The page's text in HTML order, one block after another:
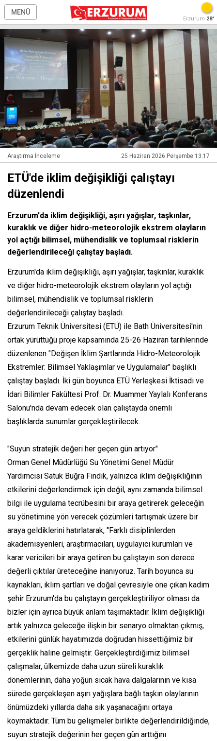
MENÜ
Erzurum 28°
Araştırma İnceleme 25 Haziran 2026 Perşembe 13:17
ETÜ'de iklim değişikliği çalıştayı
düzenlendi
Erzurum'da iklim değişikliği, aşırı yağışlar, taşkınlar,
kuraklık ve diğer hidro-meteorolojik ekstrem olayların
yol açtığı bilimsel, mühendislik ve toplumsal risklerin
değerlendirileceği çalıştay başladı.
Erzurum'da iklim değişikliği, aşırı yağışlar, taşkınlar, kuraklık
ve diğer hidro-meteorolojik ekstrem olayların yol açtığı
bilimsel, mühendislik ve toplumsal risklerin
değerlendirileceği çalıştay başladı.
Erzurum Teknik Üniversitesi (ETÜ) ile Bath Üniversitesi'nin
ortak yürüttüğü proje kapsamında 25-26 Haziran tarihlerinde
düzenlenen "Değişen İklim Şartlarında Hidro-Meteorolojik
Ekstremler: Bilimsel Yaklaşımlar ve Uygulamalar" başlıklı
çalıştay başladı. İki gün boyunca ETÜ Yerleşkesi İktisadi ve
İdari Bilimler Fakültesi Prof. Dr. Muammer Yaylalı Konferans
Salonu'nda devam edecek olan çalıştayda önemli
başlıklarda sunumlar gerçekleştirilecek.
"Suyun stratejik değeri her geçen gün artıyor"
Orman Genel Müdürlüğü Su Yönetimi Genel Müdür
Yardımcısı Satuk Buğra Fındık, yalnızca iklim değişikliğinin
etkilerini değerlendirmek için değil, aynı zamanda bilimsel
bilgi ile uygulama tecrübesini bir araya getirerek geleceğin
su yönetimine yön verecek çözümleri tartışmak üzere bir
araya geldiklerini hatırlatarak, "Farklı disiplinlerden
akademisyenleri, araştırmacıları, uygulayıcı kurumları ve
karar vericileri bir araya getiren bu çalıştayın son derece
değerli çıktılar üreteceğine inanıyoruz. Tarih boyunca su
kaynakları, iklim şartları ve doğal çevresiyle öne çıkan kadim
şehir Erzurum'da bu çalıştayın gerçekleştiriliyor olması da
bizler için ayrıca büyük anlam taşımaktadır. İklim değişikliği
artık yalnızca geleceğe ilişkin bir senaryo olmaktan çıkmış,
etkilerini günlük hayatımızda doğrudan hissettiğimiz bir
gerçeklik haline gelmiştir. Gerçekleştirdiğimiz bilimsel
çalışmalar, ülkemizde daha uzun süreli kuraklık
dönemlerinin, daha yoğun sıcak hava dalgalarının ve kısa
sürede gerçekleşen aşırı yağışlara bağlı taşkın olaylarının
önümüzdeki yıllarda daha sık yaşanacağını ortaya
koymaktadır. Tüm bu gelişmeler birlikte değerlendirildiğinde,
suyun stratejik değerinin her geçen gün arttığını